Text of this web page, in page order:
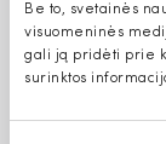
Be to, svetainės
visuomeninės
gali ją pridėti prie
surinktos